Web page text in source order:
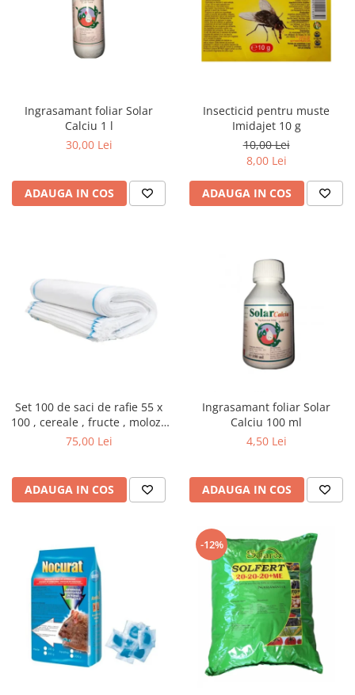
Ingrasamant foliar Solar
Calciu 1 l
30,00 Lei
ADAUGA IN COS
Insecticid pentru muste
Imidajet 10 g
10,00 Lei
8,00 Lei
ADAUGA IN COS
Set 100 de saci de rafie 55 x
100 , cereale , fructe , moloz ,
menaj si depozitare
75,00 Lei
ADAUGA IN COS
Ingrasamant foliar Solar
Calciu 100 ml
4,50 Lei
ADAUGA IN COS
-12%